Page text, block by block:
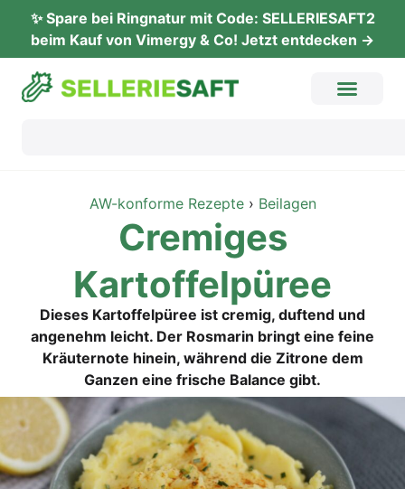
✨ Spare bei Ringnatur mit Code: SELLERIESAFT2
beim Kauf von Vimergy & Co! Jetzt entdecken →
AW-konforme Rezepte› Beilagen
Cre­mi­ges
Kartoffelpüree
Dieses Kartoffelpüree ist cremig, duftend und
angenehm leicht. Der Rosmarin bringt eine feine
Kräuternote hinein, während die Zitrone dem
Ganzen eine frische Balance gibt.